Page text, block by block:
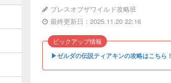
ブレスオブザワイルド攻略班
最終更新日：2025.11.20 22:16
▶︎ゼルダの伝説ティアキンの攻略はこちら！
ピックアップ情報